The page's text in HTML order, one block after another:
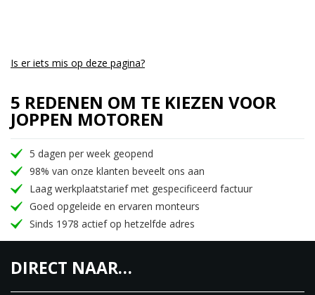
Is er iets mis op deze pagina?
5 REDENEN OM TE KIEZEN VOOR
JOPPEN MOTOREN
5 dagen per week geopend
98% van onze klanten beveelt ons aan
Laag werkplaatstarief met gespecificeerd factuur
Goed opgeleide en ervaren monteurs
Sinds 1978 actief op hetzelfde adres
DIRECT NAAR…